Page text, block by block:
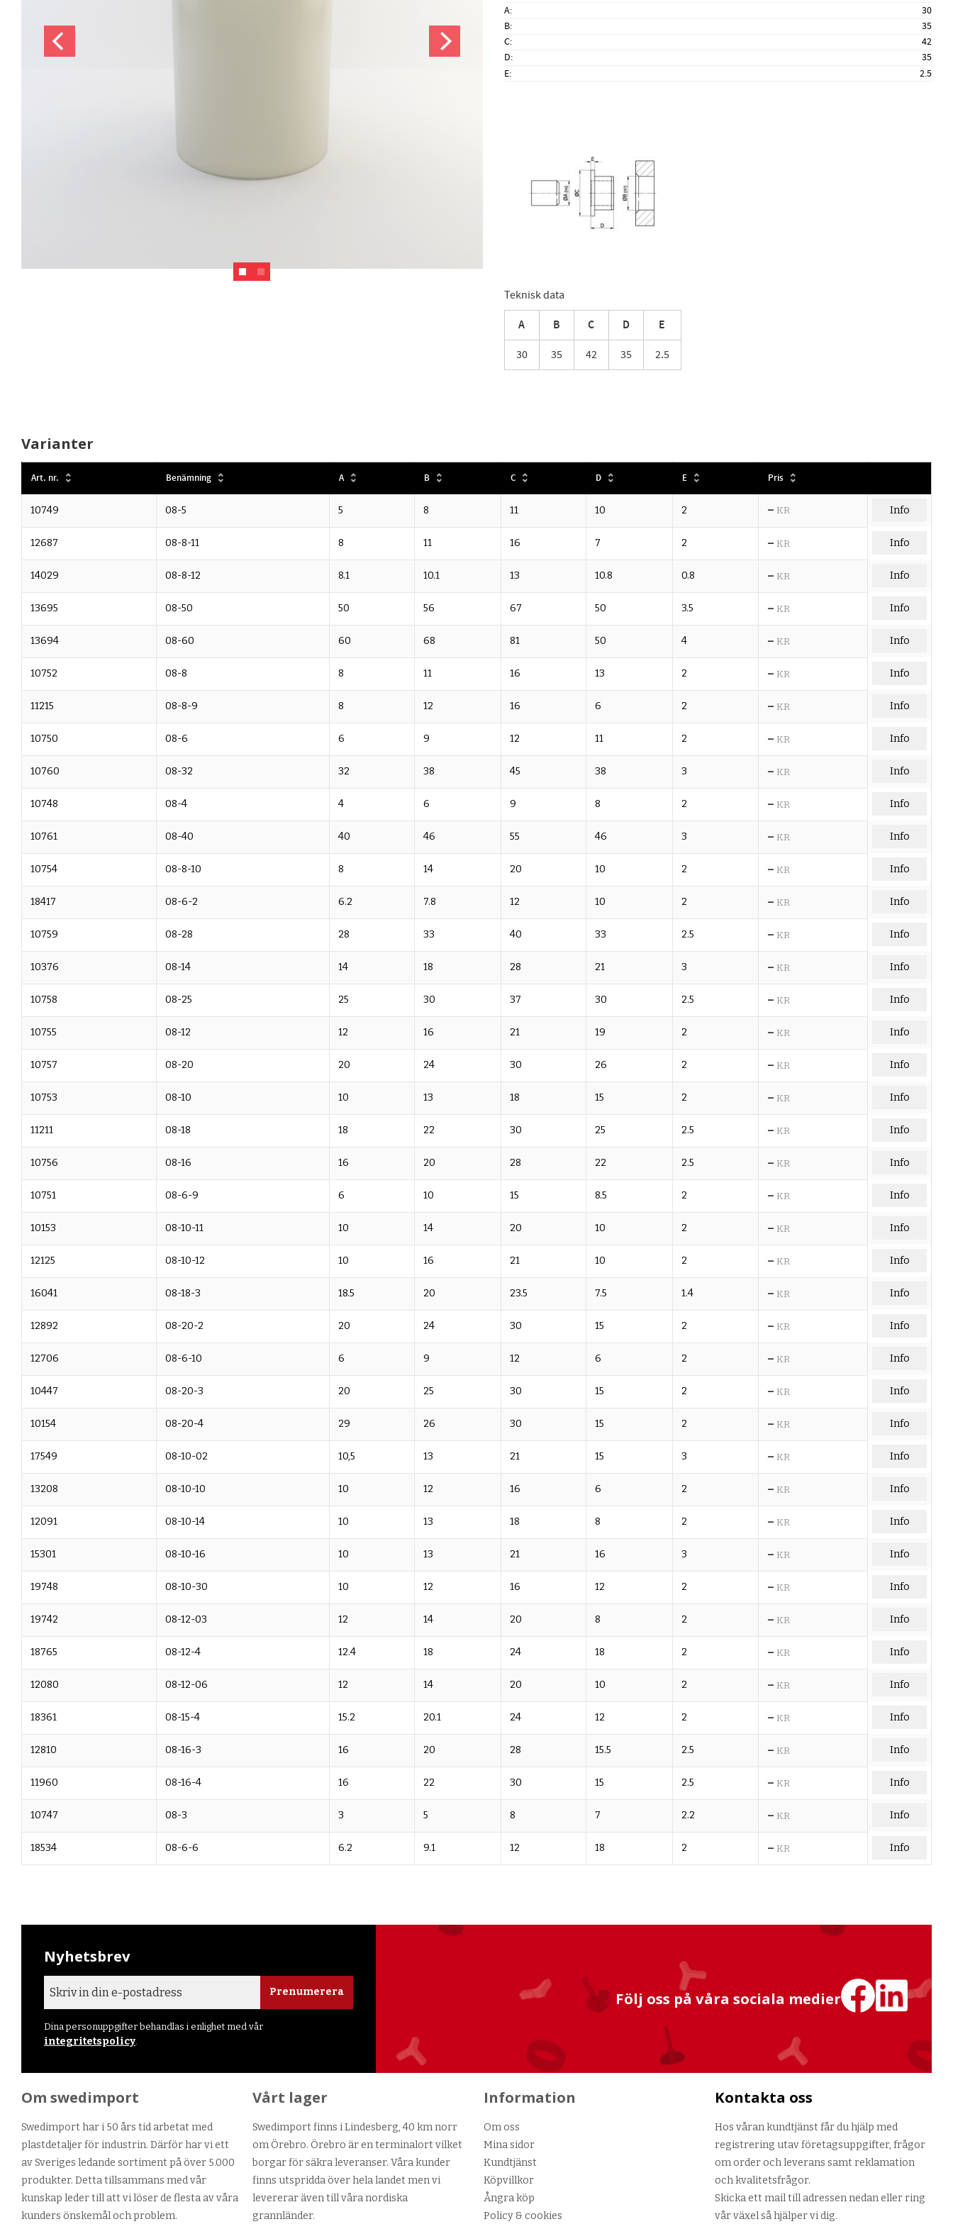
A
30
B
35
C
42
D
35
E
2.5
Teknisk data
A B C D E
30 35 42 35 2.5
Varianter
Art. nr. Benämning A B C D E Pris
10749 08-5 5 8 11 10 2 – KR Info
12687 08-8-11 8 11 16 7 2 – KR Info
14029 08-8-12 8.1 10.1 13 10.8 0.8 – KR Info
13695 08-50 50 56 67 50 3.5 – KR Info
13694 08-60 60 68 81 50 4 – KR Info
10752 08-8 8 11 16 13 2 – KR Info
11215 08-8-9 8 12 16 6 2 – KR Info
10750 08-6 6 9 12 11 2 – KR Info
10760 08-32 32 38 45 38 3 – KR Info
10748 08-4 4 6 9 8 2 – KR Info
10761 08-40 40 46 55 46 3 – KR Info
10754 08-8-10 8 14 20 10 2 – KR Info
18417 08-6-2 6.2 7.8 12 10 2 – KR Info
10759 08-28 28 33 40 33 2.5 – KR Info
10376 08-14 14 18 28 21 3 – KR Info
10758 08-25 25 30 37 30 2.5 – KR Info
10755 08-12 12 16 21 19 2 – KR Info
10757 08-20 20 24 30 26 2 – KR Info
10753 08-10 10 13 18 15 2 – KR Info
11211 08-18 18 22 30 25 2.5 – KR Info
10756 08-16 16 20 28 22 2.5 – KR Info
10751 08-6-9 6 10 15 8.5 2 – KR Info
10153 08-10-11 10 14 20 10 2 – KR Info
12125 08-10-12 10 16 21 10 2 – KR Info
16041 08-18-3 18.5 20 23.5 7.5 1.4 – KR Info
12892 08-20-2 20 24 30 15 2 – KR Info
12706 08-6-10 6 9 12 6 2 – KR Info
10447 08-20-3 20 25 30 15 2 – KR Info
10154 08-20-4 29 26 30 15 2 – KR Info
17549 08-10-02 10,5 13 21 15 3 – KR Info
13208 08-10-10 10 12 16 6 2 – KR Info
12091 08-10-14 10 13 18 8 2 – KR Info
15301 08-10-16 10 13 21 16 3 – KR Info
19748 08-10-30 10 12 16 12 2 – KR Info
19742 08-12-03 12 14 20 8 2 – KR Info
18765 08-12-4 12.4 18 24 18 2 – KR Info
12080 08-12-06 12 14 20 10 2 – KR Info
18361 08-15-4 15.2 20.1 24 12 2 – KR Info
12810 08-16-3 16 20 28 15.5 2.5 – KR Info
11960 08-16-4 16 22 30 15 2.5 – KR Info
10747 08-3 3 5 8 7 2.2 – KR Info
18534 08-6-6 6.2 9.1 12 18 2 – KR Info
Nyhetsbrev
Prenumerera
Dina personuppgifter behandlas i enlighet med vår
integritetspolicy
Följ oss på våra sociala medier
Om swedimport
Swedimport har i 50 års tid arbetat med
plastdetaljer för industrin. Därför har vi ett
av Sveriges ledande sortiment på över 5.000
produkter. Detta tillsammans med vår
kunskap leder till att vi löser de flesta av våra
kunders önskemål och problem.
Vårt lager
Swedimport finns i Lindesberg, 40 km norr
om Örebro. Örebro är en terminalort vilket
borgar för säkra leveranser. Våra kunder
finns utspridda över hela landet men vi
levererar även till våra nordiska
grannländer.
Information
Om oss
Mina sidor
Kundtjänst
Köpvillkor
Ångra köp
Policy & cookies
Kontakta oss
Hos våran kundtjänst får du hjälp med
registrering utav företagsuppgifter, frågor
om order och leverans samt reklamation
och kvalitetsfrågor.
Skicka ett mail till adressen nedan eller ring
vår växel så hjälper vi dig.